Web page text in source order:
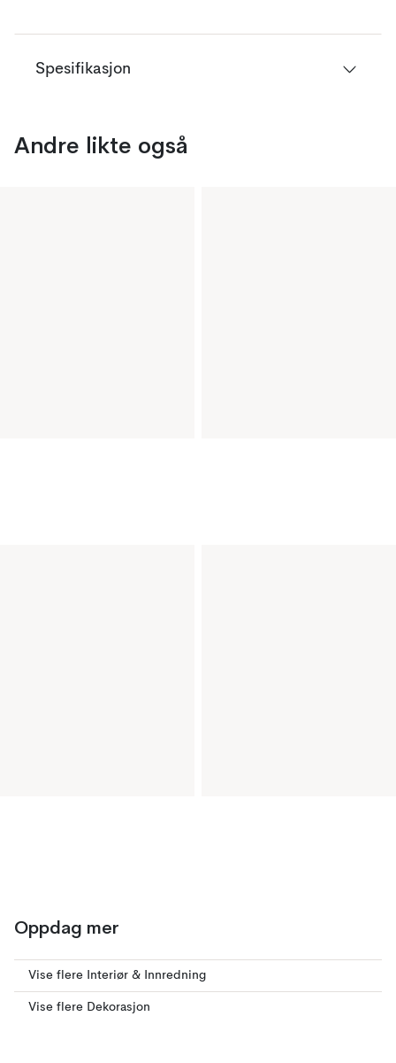
Spesifikasjon
Andre likte også
Oppdag mer
Vise flere Interiør & Innredning
Vise flere Dekorasjon